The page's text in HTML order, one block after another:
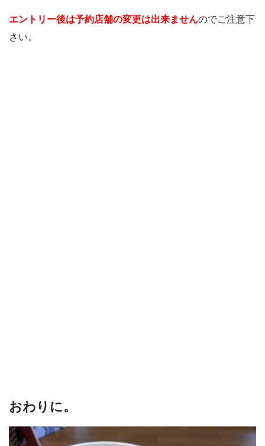
エントリー後は予約店舗の変更は出来ませんのでご注意下
さい。
おわりに。